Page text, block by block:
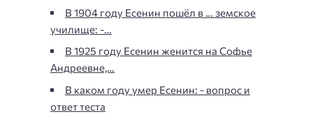
В 1904 году Есенин пошёл в … земское
училище: -…
В 1925 году Есенин женится на Софье
Андреевне,…
В каком году умер Есенин: - вопрос и
ответ теста